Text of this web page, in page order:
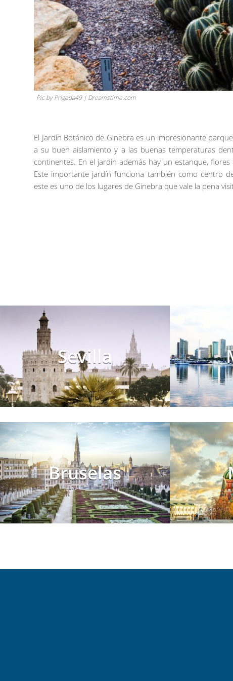
Pic by Prigoda49 | Dreamstime.com
El Jardín Botánico de Ginebra es un impresionante
a su buen aislamiento y a las buenas temperaturas
continentes. En el jardín además hay un estanque,
Este importante jardín funciona también como centro
este es uno de los lugares de Ginebra que vale la pena
Sevilla
Bruselas